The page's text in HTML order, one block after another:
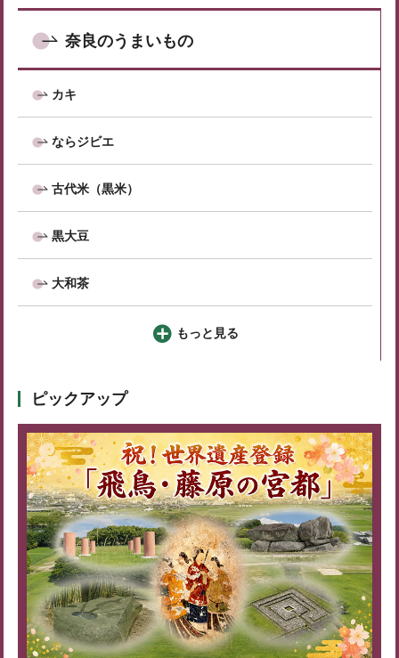
奈良のうまいもの
カキ
ならジビエ
古代米（黒米）
黒大豆
大和茶
もっと見る
ピックアップ